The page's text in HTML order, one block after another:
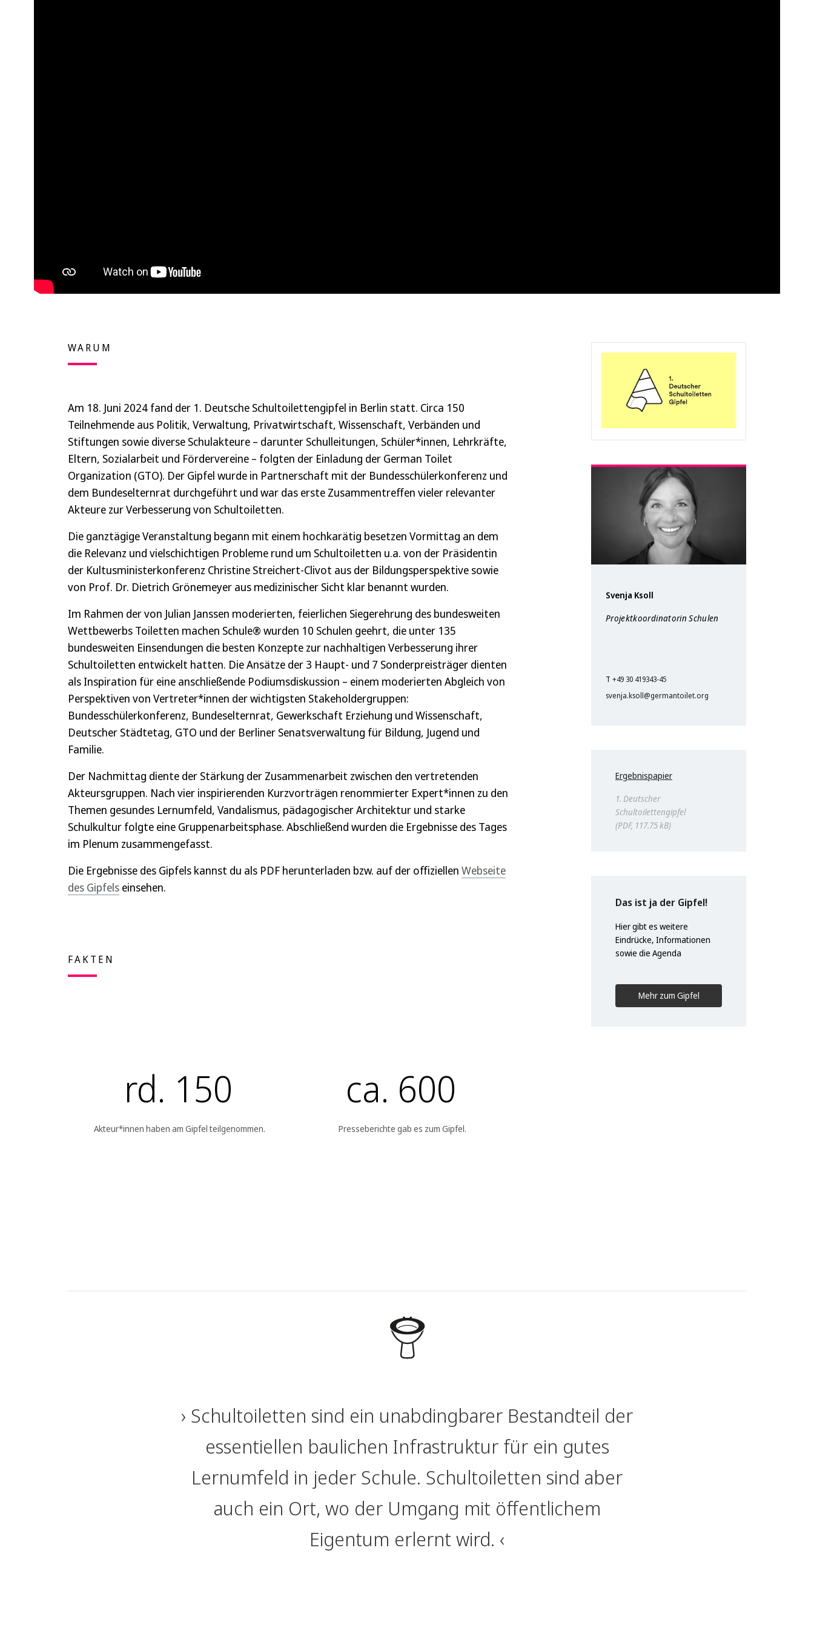
WARUM
Am 18. Juni 2024 fand der 1. Deutsche Schultoilettengipfel in Berlin statt. Circa 150
Teilnehmende aus Politik, Verwaltung, Privatwirtschaft, Wissenschaft, Verbänden und
Stiftungen sowie diverse Schulakteure – darunter Schulleitungen, Schüler*innen, Lehrkräfte,
Eltern, Sozialarbeit und Fördervereine – folgten der Einladung der German Toilet
Organization (GTO). Der Gipfel wurde in Partnerschaft mit der Bundesschülerkonferenz und
dem Bundeselternrat durchgeführt und war das erste Zusammentreffen vieler relevanter
Akteure zur Verbesserung von Schultoiletten.
Die ganztägige Veranstaltung begann mit einem hochkarätig besetzen Vormittag an dem
die Relevanz und vielschichtigen Probleme rund um Schultoiletten u.a. von der Präsidentin
der Kultusministerkonferenz Christine Streichert-Clivot aus der Bildungsperspektive sowie
von Prof. Dr. Dietrich Grönemeyer aus medizinischer Sicht klar benannt wurden.
Im Rahmen der von Julian Janssen moderierten, feierlichen Siegerehrung des bundesweiten
Wettbewerbs Toiletten machen Schule® wurden 10 Schulen geehrt, die unter 135
bundesweiten Einsendungen die besten Konzepte zur nachhaltigen Verbesserung ihrer
Schultoiletten entwickelt hatten. Die Ansätze der 3 Haupt- und 7 Sonderpreisträger dienten
als Inspiration für eine anschließende Podiumsdiskussion – einem moderierten Abgleich von
Perspektiven von Vertreter*innen der wichtigsten Stakeholdergruppen:
Bundesschülerkonferenz, Bundeselternrat, Gewerkschaft Erziehung und Wissenschaft,
Deutscher Städtetag, GTO und der Berliner Senatsverwaltung für Bildung, Jugend und
Familie.
Der Nachmittag diente der Stärkung der Zusammenarbeit zwischen den vertretenden
Akteursgruppen. Nach vier inspirierenden Kurzvorträgen renommierter Expert*innen zu den
Themen gesundes Lernumfeld, Vandalismus, pädagogischer Architektur und starke
Schulkultur folgte eine Gruppenarbeitsphase. Abschließend wurden die Ergebnisse des Tages
im Plenum zusammengefasst.
Die Ergebnisse des Gipfels kannst du als PDF herunterladen bzw. auf der offiziellen Webseite
des Gipfels einsehen.
FAKTEN
rd. 150
Akteur*innen haben am Gipfel teilgenommen.
ca. 600
Presseberichte gab es zum Gipfel.
Svenja Ksoll
Projektkoordinatorin Schulen
T +49 30 419343-45
svenja.ksoll@germantoilet.org
Ergebnispapier
1. Deutscher
Schultoilettengipfel
PDF, 117.75 kB
Das ist ja der Gipfel!
Hier gibt es weitere
Eindrücke, Informationen
sowie die Agenda
Mehr zum Gipfel
Schultoiletten sind ein unabdingbarer Bestandteil der
essentiellen baulichen Infrastruktur für ein gutes
Lernumfeld in jeder Schule. Schultoiletten sind aber
auch ein Ort, wo der Umgang mit öffentlichem
Eigentum erlernt wird.